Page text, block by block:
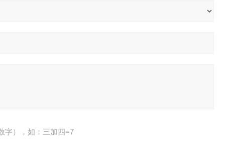
字），如：三加四=7